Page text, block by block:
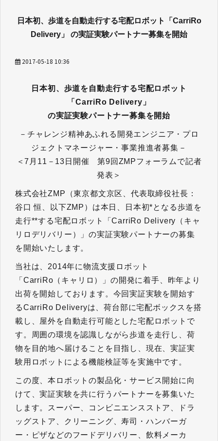
日本初、歩道を自動走行する宅配ロボット「CarriRo
Delivery」 の実証実験パートナー募集を開始
2017-05-18 10:36
日本初、歩道を自動走行する宅配ロボット
「CarriRo Delivery」
の実証実験パートナー募集を開始
－チャレンジ精神あふれる開発エンジニア・プロ
ジェクトマネージャー・事業推進者募集－
＜7月11－13日開催 第9回ZMPフォーラムで記者
発表＞
株式会社ZMP（東京都文京区、代表取締役社長：
谷口 恒、以下ZMP）は本日、日本初*となる歩道を
走行**する宅配ロボット「CarriRo Delivery（キャ
リロデリバリー）」の実証実験パートナーの募集
を開始いたします。
当社は、2014年に物流支援ロボット
「CarriRo（キャリロ）」の開発に着手、昨年より
出荷を開始しております。今回実証実験を開始す
るCarriRo Deliveryは、荷台部に宅配ボックスを搭
載し、屋外を自動走行可能とした宅配ロボットで
す。周囲の環境を認識しながら歩道を走行し、荷
物を目的地へ届けることを目指し、現在、実証実
験用ロボットによる機能検証等を実施中です。
この度、本ロボットの製品化・サービス開始に向
けて、実証実験を共に行うパートナーを募集いた
します。スーパー、コンビニエンスストア、ドラ
ッグストア、クリーニング、寿司・ハンバーガ
ー・ピザなどのフードデリバリー、飲料メーカ